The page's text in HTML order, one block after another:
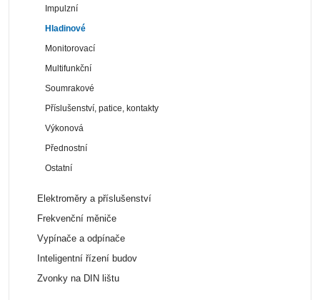
Impulzní
Hladinové
Monitorovací
Multifunkční
Soumrakové
Příslušenství, patice, kontakty
Výkonová
Přednostní
Ostatní
Elektroměry a příslušenství
Frekvenční měniče
Vypínače a odpínače
Inteligentní řízení budov
Zvonky na DIN lištu